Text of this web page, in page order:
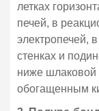
летках
печей, в
электропечей,
стенках и
ниже шлаковой
обогащенным